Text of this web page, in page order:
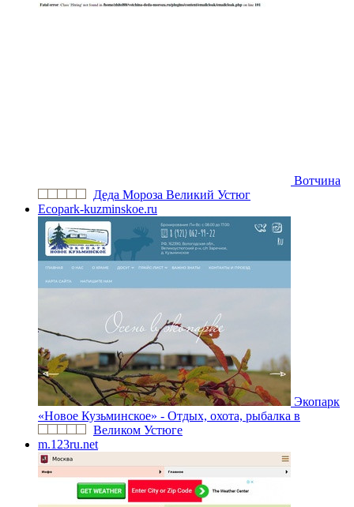
Вотчина
Деда Мороза Великий Устюг
Ecopark-kuzminskoe.ru
Экопарк
«Новое Кузьминское» - Отдых, охота, рыбалка в
Великом Устюге
m.123ru.net